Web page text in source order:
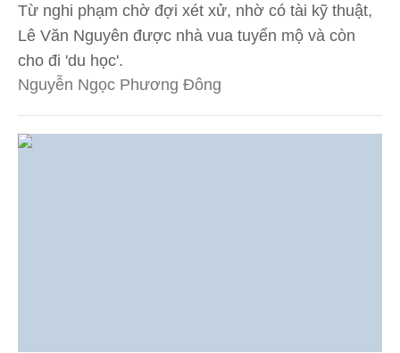
Từ nghi phạm chờ đợi xét xử, nhờ có tài kỹ thuật,
Lê Văn Nguyên được nhà vua tuyển mộ và còn
cho đi 'du học'.
Nguyễn Ngọc Phương Đông